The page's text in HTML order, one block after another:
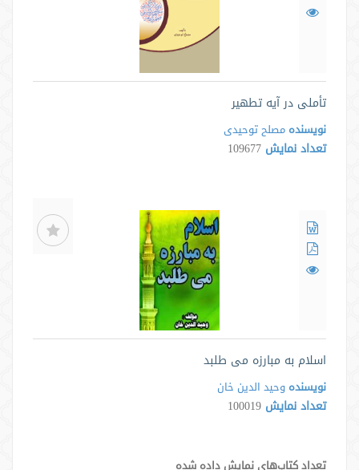
تأملی در آیه تطهیر
نویسنده مصلح توحیدی
تعداد نمایش 109677
اسلام به مبارزه می طلبد
نویسنده وحید الدین خان
تعداد نمایش 100019
تعداد کتاب‌های نمایش داده شده